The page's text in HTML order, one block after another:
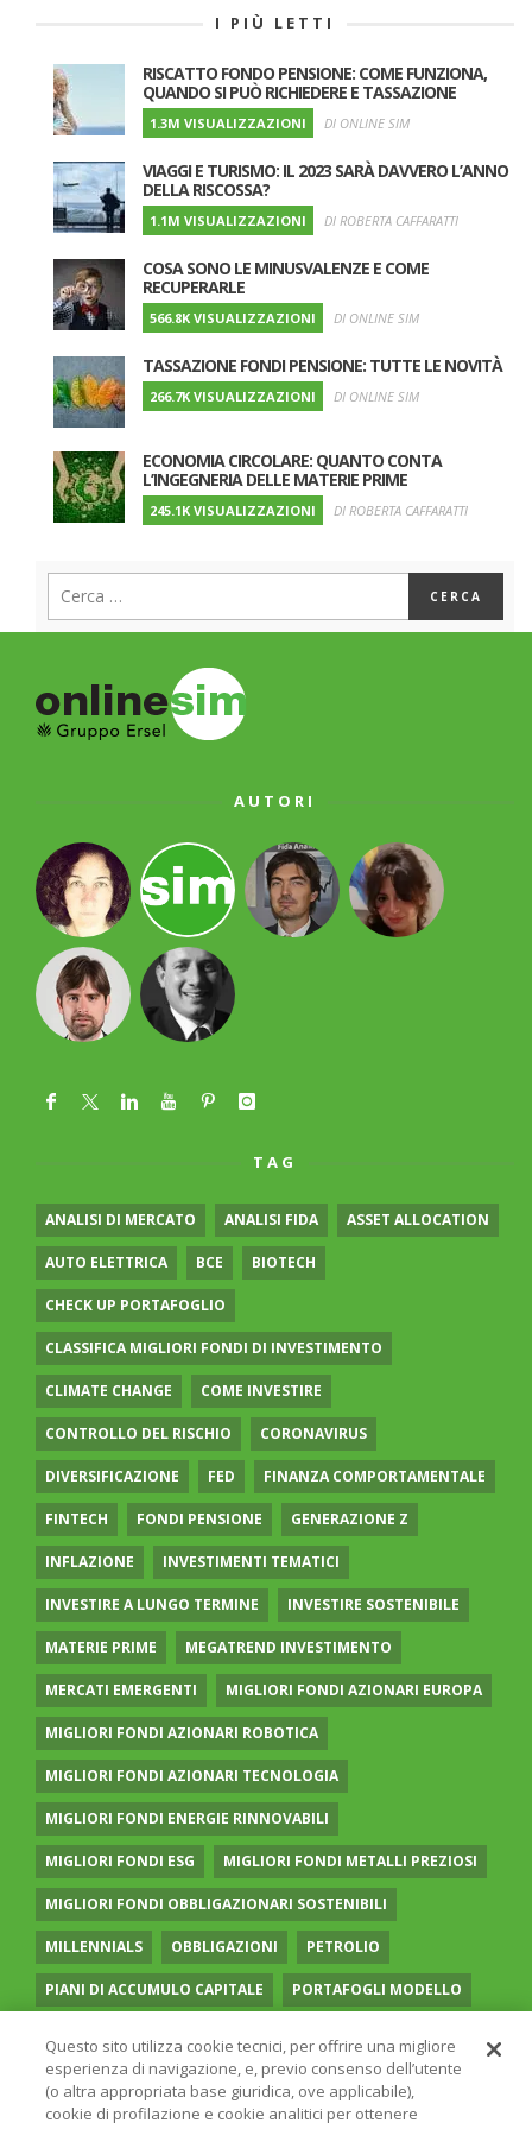
I PIÙ LETTI
RISCATTO FONDO PENSIONE: COME FUNZIONA,
QUANDO SI PUÒ RICHIEDERE E TASSAZIONE
1.3M VISUALIZZAZIONI DI ONLINE SIM
VIAGGI E TURISMO: IL 2023 SARÀ DAVVERO L’ANNO
DELLA RISCOSSA?
1.1M VISUALIZZAZIONI DI ROBERTA CAFFARATTI
COSA SONO LE MINUSVALENZE E COME
RECUPERARLE
566.8K VISUALIZZAZIONI DI ONLINE SIM
TASSAZIONE FONDI PENSIONE: TUTTE LE NOVITÀ
266.7K VISUALIZZAZIONI DI ONLINE SIM
ECONOMIA CIRCOLARE: QUANTO CONTA
L’INGEGNERIA DELLE MATERIE PRIME
245.1K VISUALIZZAZIONI DI ROBERTA CAFFARATTI
AUTORI
TAG
ANALISI DI MERCATO ANALISI FIDA ASSET ALLOCATION
AUTO ELETTRICA BCE BIOTECH
CHECK UP PORTAFOGLIO
CLASSIFICA MIGLIORI FONDI DI INVESTIMENTO
CLIMATE CHANGE COME INVESTIRE
CONTROLLO DEL RISCHIO CORONAVIRUS
DIVERSIFICAZIONE FED FINANZA COMPORTAMENTALE
FINTECH FONDI PENSIONE GENERAZIONE Z
INFLAZIONE INVESTIMENTI TEMATICI
INVESTIRE A LUNGO TERMINE INVESTIRE SOSTENIBILE
MATERIE PRIME MEGATREND INVESTIMENTO
MERCATI EMERGENTI MIGLIORI FONDI AZIONARI EUROPA
MIGLIORI FONDI AZIONARI ROBOTICA
MIGLIORI FONDI AZIONARI TECNOLOGIA
MIGLIORI FONDI ENERGIE RINNOVABILI
MIGLIORI FONDI ESG MIGLIORI FONDI METALLI PREZIOSI
MIGLIORI FONDI OBBLIGAZIONARI SOSTENIBILI
MILLENNIALS OBBLIGAZIONI PETROLIO
PIANI DI ACCUMULO CAPITALE PORTAFOGLI MODELLO
RISPARMIO GESTITO SOCIAL MEDIA STILE VALUE
TASSI UGUAGLIANZA DI GENERE VOLATILITÀ
Questo sito utilizza cookie tecnici, per offrire una migliore
esperienza di navigazione, e, previo consenso dell’utente
(o altra appropriata base giuridica, ove applicabile),
cookie di profilazione e cookie analitici per ottenere